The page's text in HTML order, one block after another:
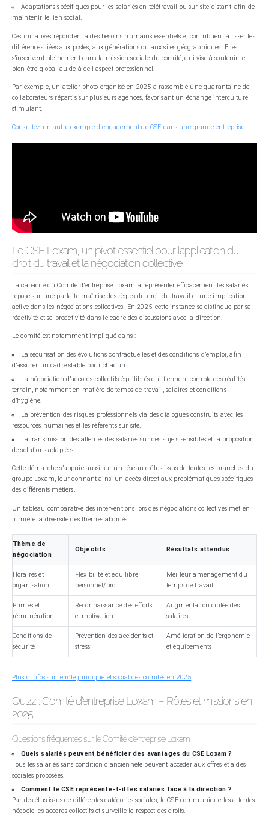
Adaptations spécifiques pour les salariés en télétravail ou sur site distant, afin de
maintenir le lien social.
Ces initiatives répondent à des besoins humains essentiels et contribuent à lisser les
différences liées aux postes, aux générations ou aux sites géographiques. Elles
s’inscrivent pleinement dans la mission sociale du comité, qui vise à soutenir le
bien-être global au-delà de l’aspect professionnel.
Par exemple, un atelier photo organisé en 2025 a rassemblé une quarantaine de
collaborateurs répartis sur plusieurs agences, favorisant un échange interculturel
stimulant.
Consultez un autre exemple d’engagement de CSE dans une grande entreprise
Le CSE Loxam, un pivot essentiel pour l’application du
droit du travail et la négociation collective
La capacité du Comité d’entreprise Loxam à représenter efficacement les salariés
repose sur une parfaite maîtrise des règles du droit du travail et une implication
active dans les négociations collectives. En 2025, cette instance se distingue par sa
réactivité et sa proactivité dans le cadre des discussions avec la direction.
Le comité est notamment impliqué dans :
La sécurisation des évolutions contractuelles et des conditions d’emploi, afin
d’assurer un cadre stable pour chacun.
La négociation d’accords collectifs équilibrés qui tiennent compte des réalités
terrain, notamment en matière de temps de travail, salaires et conditions
d’hygiène.
La prévention des risques professionnels via des dialogues construits avec les
ressources humaines et les référents sur site.
La transmission des attentes des salariés sur des sujets sensibles et la proposition
de solutions adaptées.
Cette démarche s’appuie aussi sur un réseau d’élus issus de toutes les branches du
groupe Loxam, leur donnant ainsi un accès direct aux problématiques spécifiques
des différents métiers.
Un tableau comparative des interventions lors des négociations collectives met en
lumière la diversité des thèmes abordés :
Thème de
négociation
Objectifs Résultats attendus
Horaires et
organisation
Flexibilité et équilibre
personnel/pro
Meilleur aménagement du
temps de travail
Primes et
rémunération
Reconnaissance des efforts
et motivation
Augmentation ciblée des
salaires
Conditions de
sécurité
Prévention des accidents et
stress
Amélioration de l’ergonomie
et équipements
Plus d’infos sur le rôle juridique et social des comités en 2025
Quizz : Comité d’entreprise Loxam – Rôles et missions en
2025
Questions fréquentes sur le Comité d’entreprise Loxam
Quels salariés peuvent bénéficier des avantages du CSE Loxam ?
Tous les salariés sans condition d’ancienneté peuvent accéder aux offres et aides
sociales proposées.
Comment le CSE représente-t-il les salariés face à la direction ?
Par des élus issus de différentes catégories sociales, le CSE communique les attentes,
négocie les accords collectifs et surveille le respect des droits.